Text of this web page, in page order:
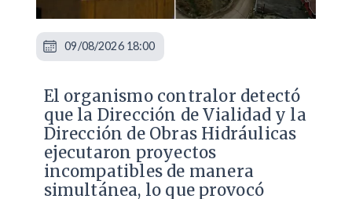
El organismo contralor detectó
que la Dirección de Vialidad y la
Dirección de Obras Hidráulicas
ejecutaron proyectos
incompatibles de manera
simultánea, lo que provocó
09/08/2026 18:00